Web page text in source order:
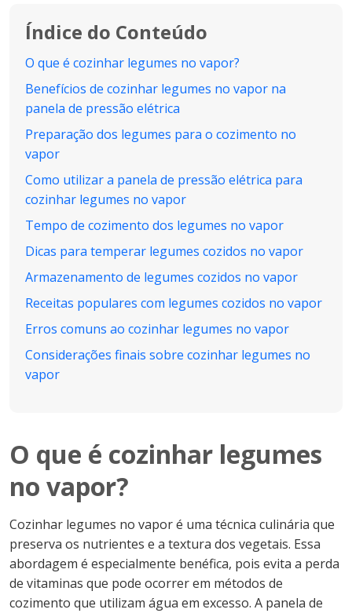
Índice do Conteúdo
O que é cozinhar legumes no vapor?
Benefícios de cozinhar legumes no vapor na
panela de pressão elétrica
Preparação dos legumes para o cozimento no
vapor
Como utilizar a panela de pressão elétrica para
cozinhar legumes no vapor
Tempo de cozimento dos legumes no vapor
Dicas para temperar legumes cozidos no vapor
Armazenamento de legumes cozidos no vapor
Receitas populares com legumes cozidos no vapor
Erros comuns ao cozinhar legumes no vapor
Considerações finais sobre cozinhar legumes no
vapor
O que é cozinhar legumes
no vapor?
Cozinhar legumes no vapor é uma técnica culinária que
preserva os nutrientes e a textura dos vegetais. Essa
abordagem é especialmente benéfica, pois evita a perda
de vitaminas que pode ocorrer em métodos de
cozimento que utilizam água em excesso. A panela de